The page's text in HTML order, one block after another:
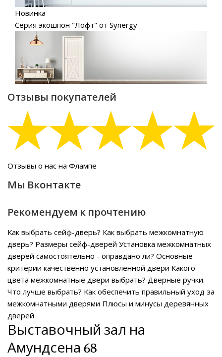
Новинка
Серия экошпон "Лофт" от Synergy
Отзывы покупателей
Отзывы о нас на Флампе
Мы Вконтакте
Рекомендуем к прочтению
Как выбрать сейф-дверь? Как выбрать межкомнатную
дверь? Размеры сейф-дверей Установка межкомнатных
дверей самостоятельно - оправдано ли? Основные
критерии качественно установленной двери Какого
цвета межкомнатные двери выбрать? Дверные ручки.
Что лучше выбрать? Как обеспечить правильный уход за
межкомнатными дверями Плюсы и минусы деревянных
дверей
Выставочный зал на
Амундсена 68